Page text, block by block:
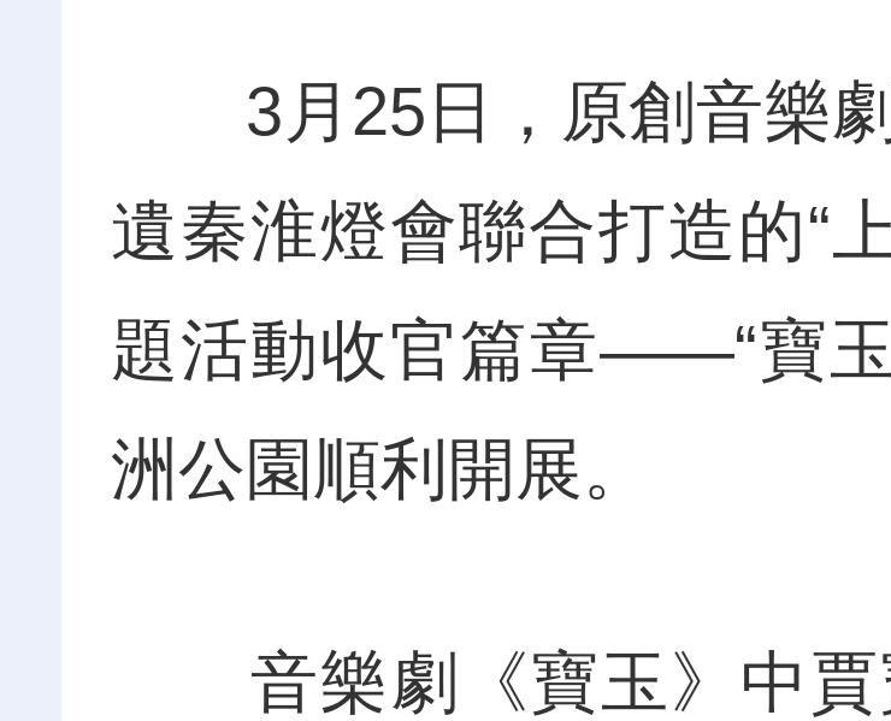
3月25日，原創音樂劇
遺秦淮燈會聯合打造的“
題活動收官篇章——“寶
洲公園順利開展。
音樂劇《寶玉》中賈